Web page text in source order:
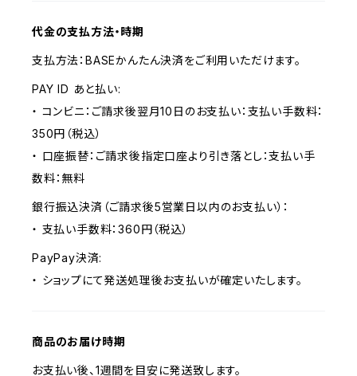
代金の支払方法・時期
支払方法：BASEかんたん決済をご利用いただけます。
PAY ID あと払い:
・ コンビニ：ご請求後翌月10日のお支払い：支払い手数料：
350円（税込）
・ 口座振替：ご請求後指定口座より引き落とし：支払い手
数料：無料
銀行振込決済（ご請求後5営業日以内のお支払い）：
・ 支払い手数料：360円（税込）
PayPay決済:
・ ショップにて発送処理後お支払いが確定いたします。
商品のお届け時期
お支払い後、1週間を目安に発送致します。